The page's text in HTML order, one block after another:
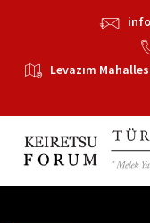
Levazım